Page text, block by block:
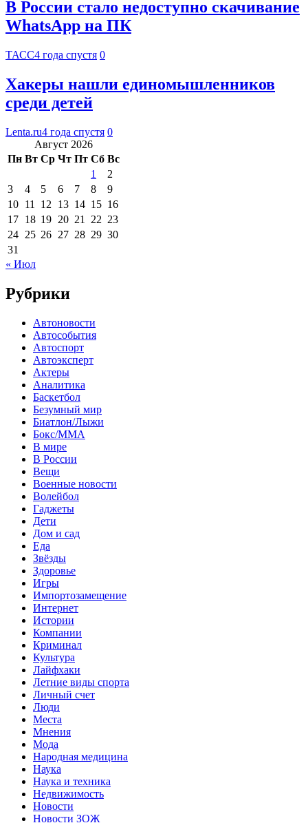
В России стало недоступно скачивание
WhatsApp на ПК
ТАСС4 года спустя 0
Хакеры нашли единомышленников
среди детей
Lenta.ru4 года спустя 0
Август 2026
Пн Вт Ср Чт Пт Сб Вс
1
2
3
4 5 6 7 8
9
10 11 12 13 14 15 16
17 18 19 20 21 22 23
24 25 26 27 28 29 30
31
« Июл
Рубрики
Автоновости
Автособытия
Автоспорт
Автоэксперт
Актеры
Аналитика
Баскетбол
Безумный мир
Биатлон/Лыжи
Бокс/MMA
В мире
В России
Вещи
Военные новости
Волейбол
Гаджеты
Дети
Дом и сад
Еда
Звёзды
Здоровье
Игры
Импортозамещение
Интернет
Истории
Компании
Криминал
Культура
Лайфхаки
Летние виды спорта
Личный счет
Люди
Места
Мнения
Мода
Народная медицина
Наука
Наука и техника
Недвижимость
Новости
Новости ЗОЖ